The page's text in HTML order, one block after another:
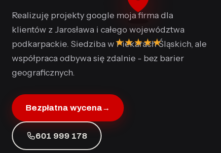
★★★★★
Realizuję projekty google moja firma dla
klientów z Jarosława i całego województwa
podkarpackie. Siedziba w Piekarach Śląskich, ale
współpraca odbywa się zdalnie - bez barier
geograficznych.
Bezpłatna wycena→
601 999 178